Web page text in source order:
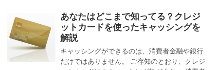
あなたはどこまで知ってる？クレジ
ットカードを使ったキャッシングを
解説
キャッシングができるのは、消費者金融や銀行
だけではありません。 ご存知のとおり、クレジ